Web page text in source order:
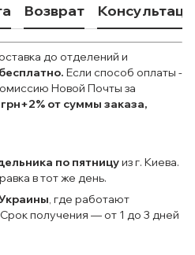
Возврат
до отделений и
бесплатно. Если способ оплаты -
Новой Почты за
от суммы заказа,
по пятницуиз г. Киева.
в тот же день.
, где работают
получения — от 1 до 3 дней